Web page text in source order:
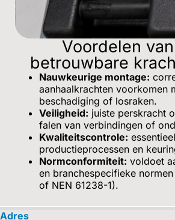
Voordelen
betrouwbare
Nauwkeurige montage:
aanhaalkrachten voorkomen
beschadiging of losraken.
Veiligheid: juiste perskracht
falen van verbindingen of
Kwaliteitscontrole:
productieprocessen en
Normconformiteit: voldoet
en branchespecifieke
of NEN 61238-1).
Adres